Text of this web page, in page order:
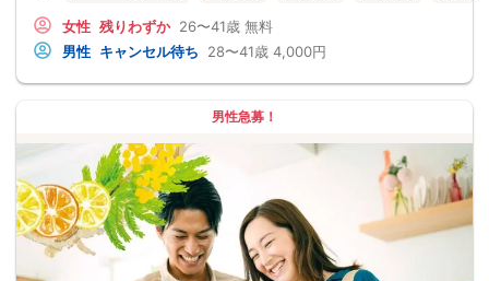
女性 残りわずか 26〜41歳 無料
男性 キャンセル待ち 28〜41歳 4,000円
男性急募！